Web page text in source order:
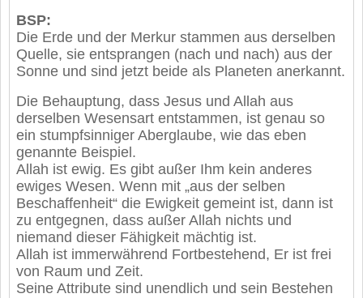
BSP:
Die Erde und der Merkur stammen aus derselben
Quelle, sie entsprangen (nach und nach) aus der
Sonne und sind jetzt beide als Planeten anerkannt.
Die Behauptung, dass Jesus und Allah aus
derselben Wesensart entstammen, ist genau so
ein stumpfsinniger Aberglaube, wie das eben
genannte Beispiel.
Allah ist ewig. Es gibt außer Ihm kein anderes
ewiges Wesen. Wenn mit „aus der selben
Beschaffenheit“ die Ewigkeit gemeint ist, dann ist
zu entgegnen, dass außer Allah nichts und
niemand dieser Fähigkeit mächtig ist.
Allah ist immerwährend Fortbestehend, Er ist frei
von Raum und Zeit.
Seine Attribute sind unendlich und sein Bestehen